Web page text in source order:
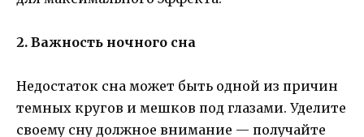
2. Важность ночного сна
Недостаток сна может быть одной из причин
темных кругов и мешков под глазами. Уделите
своему сну должное внимание — получайте